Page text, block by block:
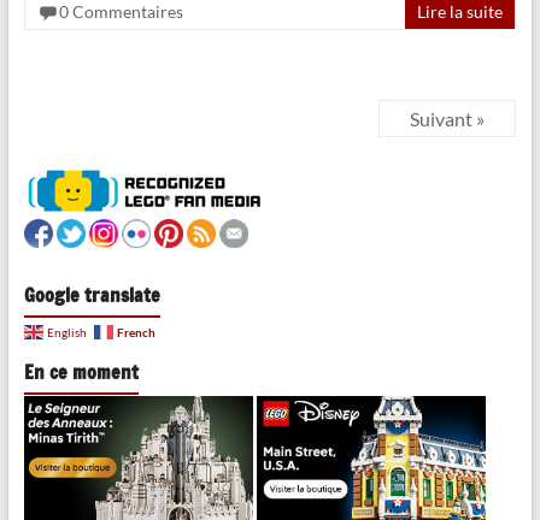
0 Commentaires Lire la suite
Suivant »
Google translate
English French
En ce moment